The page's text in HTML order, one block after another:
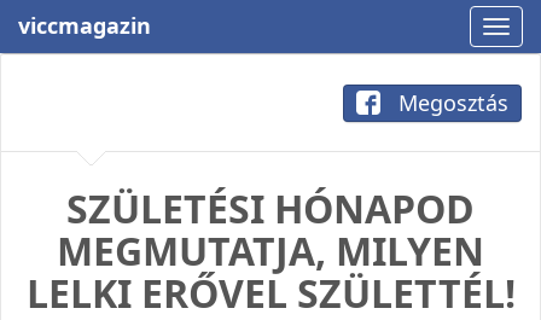
viccmagazin
Megosztás
SZÜLETÉSI HÓNAPOD
MEGMUTATJA, MILYEN
LELKI ERŐVEL SZÜLETTÉL!